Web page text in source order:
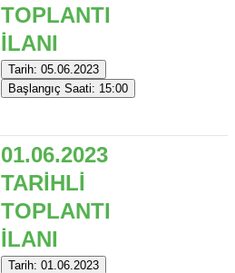
TOPLANTI
İLANI
Tarih: 05.06.2023
Başlangıç Saati: 15:00
01.06.2023
TARİHLİ
TOPLANTI
İLANI
Tarih: 01.06.2023